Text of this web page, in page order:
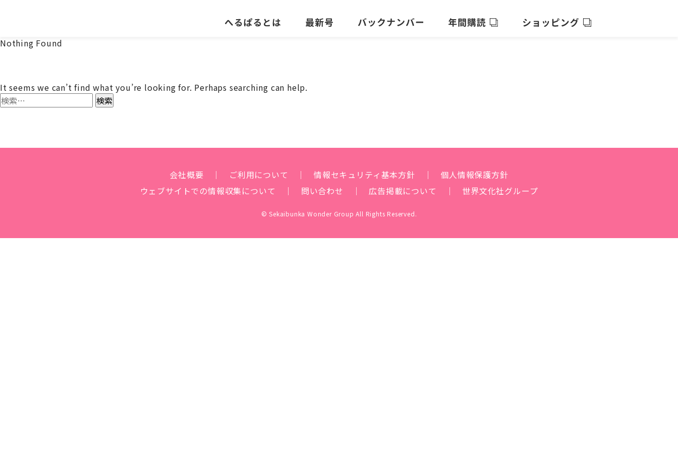
Nothing Found
It seems we can’t find what you’re looking for. Perhaps searching can help.
検
索:
会社概要 ご利用について 情報セキュリティ基本方針
個人情報保護方針
ウェブサイトでの情報収集について 問い合わせ 広告掲載について 世界文化社グループ
© Sekaibunka Wonder Group All Rights Reserved.